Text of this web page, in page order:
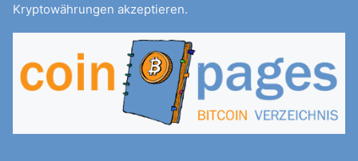
Kryptowährungen akzeptieren.